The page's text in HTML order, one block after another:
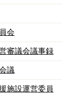
会
審議会議事録
議
施設運営委員